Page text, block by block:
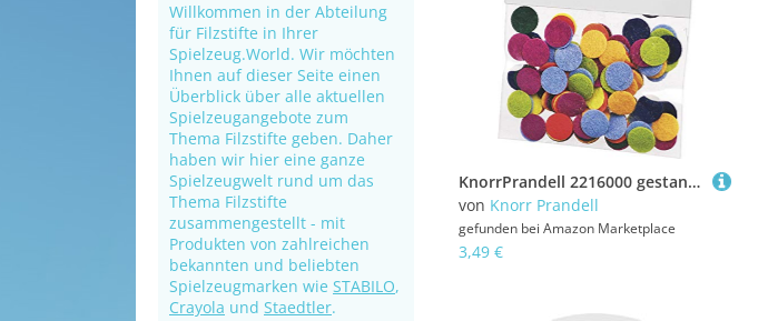
Willkommen in der Abteilung
für Filzstifte in Ihrer
Spielzeug.World. Wir möchten
Ihnen auf dieser Seite einen
Überblick über alle aktuellen
Spielzeugangebote zum
Thema Filzstifte geben. Daher
haben wir hier eine ganze
Spielzeugwelt rund um das
Thema Filzstifte
zusammengestellt - mit
Produkten von zahlreichen
bekannten und beliebten
Spielzeugmarken wie STABILO,
Crayola und Staedtler.
KnorrPrandell 2216000 gestanzte Filzpunkte, 8.5 mm Durchmesser
von Knorr Prandell
gefunden bei Amazon Marketplace
3,49 €